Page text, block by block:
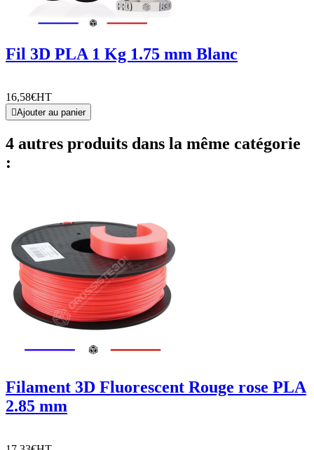
Fil 3D PLA 1 Kg 1.75 mm Blanc
16,58€HT
Ajouter au panier
4 autres produits dans la même catégorie
:
Filament 3D Fluorescent Rouge rose PLA
2.85 mm